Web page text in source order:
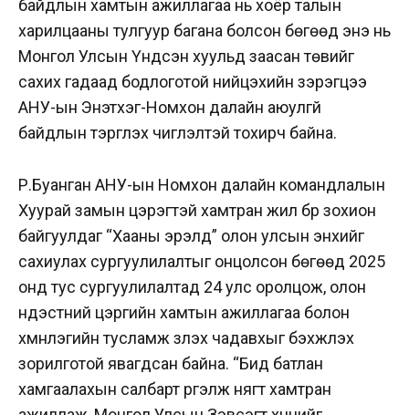
байдлын хамтын ажиллагаа нь хоёр талын
харилцааны тулгуур багана болсон бөгөөд энэ нь
Монгол Улсын Үндсэн хуульд заасан төвийг
сахих гадаад бодлоготой нийцэхийн зэрэгцээ
АНУ-ын Энэтхэг-Номхон далайн аюулгүй
байдлын тэргүүлэх чиглэлтэй тохирч байна.
Р.Буанган АНУ-ын Номхон далайн командлалын
Хуурай замын цэрэгтэй хамтран жил бүр зохион
байгуулдаг “Хааны эрэлд” олон улсын энхийг
сахиулах сургуулилалтыг онцолсон бөгөөд 2025
онд тус сургуулилалтад 24 улс оролцож, олон
үндэстний цэргийн хамтын ажиллагаа болон
хүмүүнлэгийн тусламж үзүүлэх чадавхыг бэхжүүлэх
зорилготой явагдсан байна. “Бид батлан
хамгаалахын салбарт үргэлж нягт хамтран